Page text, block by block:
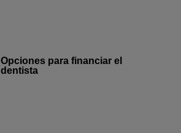
Opciones para financiar el
dentista